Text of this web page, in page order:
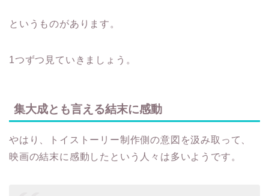
というものがあります。
1つずつ見ていきましょう。
集大成とも言える結末に感動
やはり、トイストーリー制作側の意図を汲み取って、
映画の結末に感動したという人々は多いようです。